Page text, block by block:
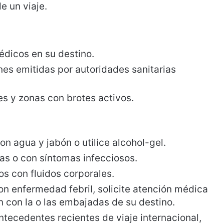
un viaje.
en su destino.
emitidas por autoridades sanitarias
y zonas con brotes activos.
agua y jabón o utilice alcohol-gel.
o con síntomas infecciosos.
con fluidos corporales.
enfermedad febril, solicite atención médica
la o las embajadas de su destino.
recientes de viaje internacional,